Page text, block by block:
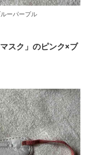
ーパープル
スク」のピンク×ブ